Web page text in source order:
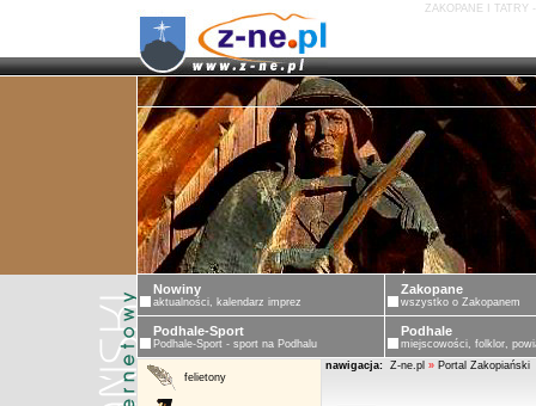
ZAKOPANE I TATRY
Nowiny
aktualności, kalendarz imprez
Zakopane
wszystko o Zakopanem
Podhale-Sport
Podhale-Sport - sport na Podhalu
Podhale
miejscowości, folklor,
felietony
nawigacja: Z-ne.pl » Portal Zakopiański